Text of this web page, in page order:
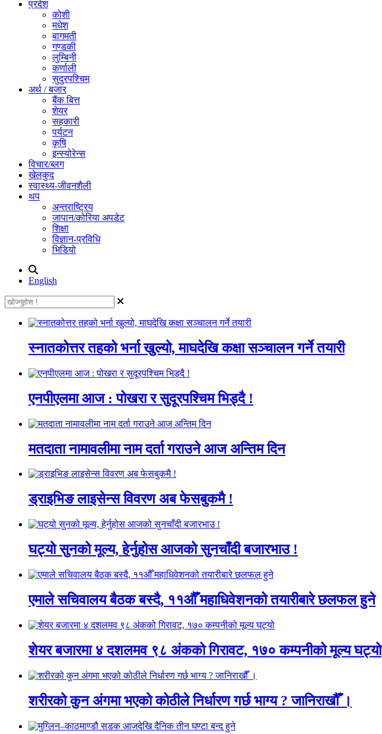
प्रदेश
कोशी
मधेश
बागमती
गण्डकी
लुम्बिनी
कर्णाली
सुदुरपश्चिम
अर्थ / बजार
बैंक बित्त
शेयर
सहकारी
पर्यटन
कृषि
इन्स्योरेन्स
विचार/ब्लग
खेलकुद
स्वास्थ्य-जीवनशैली
थप
अन्तराष्ट्रिय
जापान/कोरिया अपडेट
शिक्षा
विज्ञान-प्रविधि
भिडियो
English
स्नातकोत्तर तहको भर्ना खुल्यो, माघदेखि कक्षा सञ्चालन गर्ने तयारी
एनपीएलमा आज : पोखरा र सुदूरपश्चिम भिड्दै !
मतदाता नामावलीमा नाम दर्ता गराउने आज अन्तिम दिन
ड्राइभिङ लाइसेन्स विवरण अब फेसबुकमै !
घट्यो सुनको मूल्य, हेर्नुहोस आजको सुनचाँदी बजारभाउ !
एमाले सचिवालय बैठक बस्दै, ११औँ महाधिवेशनको तयारीबारे छलफल हुने
शेयर बजारमा ४ दशलमव ९८ अंकको गिरावट, १७० कम्पनीको मूल्य घट्यो
शरीरको कुन अंगमा भएको कोठीले निर्धारण गर्छ भाग्य ? जानिराखौँ ।